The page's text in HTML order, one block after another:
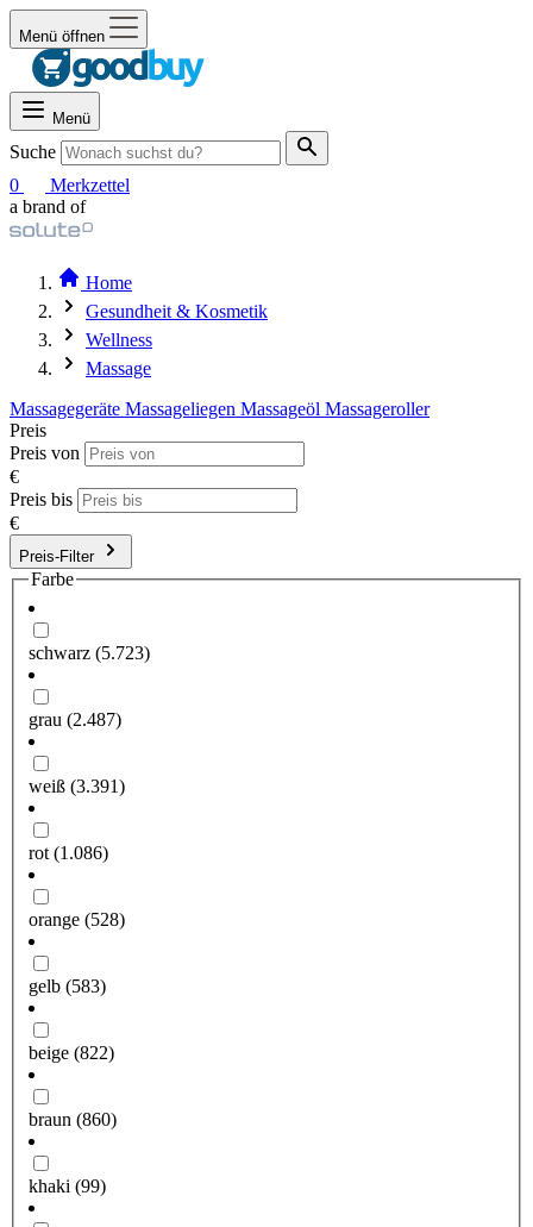
Menü öffnen
Menü
Suche
0
Merkzettel
a brand of
Home
Gesundheit & Kosmetik
Wellness
Massage
Massagegeräte Massageliegen Massageöl Massageroller
Preis
Preis von
€
Preis bis
€
Preis-Filter
Farbe
schwarz (5.723)
grau (2.487)
weiß (3.391)
rot (1.086)
orange (528)
gelb (583)
beige (822)
braun (860)
khaki (99)